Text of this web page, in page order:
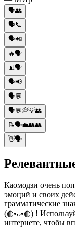
🗣️👥
🗣️📞
🗣️📲
🔥🗣️
📊🗣️
🗣️📢
🗣️💬
🗣️💬💭💡👥
📝🗣️💼👥👥
👋🗣️
Каомодзи очень
эмоций и своих
грамматические
(◍•ᴗ•◍) !
интернете, чтобы